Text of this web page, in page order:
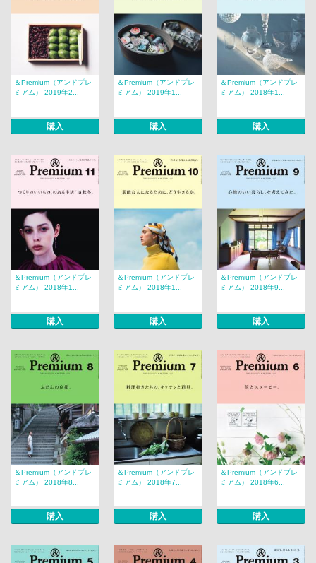
＆Premium（アンドプレ
ミアム） 2019年2...
購入
＆Premium（アンドプレ
ミアム） 2019年1...
購入
＆Premium（アンドプレ
ミアム） 2018年1...
購入
＆Premium（アンドプレ
ミアム） 2018年1...
購入
＆Premium（アンドプレ
ミアム） 2018年1...
購入
＆Premium（アンドプレ
ミアム） 2018年9...
購入
＆Premium（アンドプレ
ミアム） 2018年8...
購入
＆Premium（アンドプレ
ミアム） 2018年7...
購入
＆Premium（アンドプレ
ミアム） 2018年6...
購入